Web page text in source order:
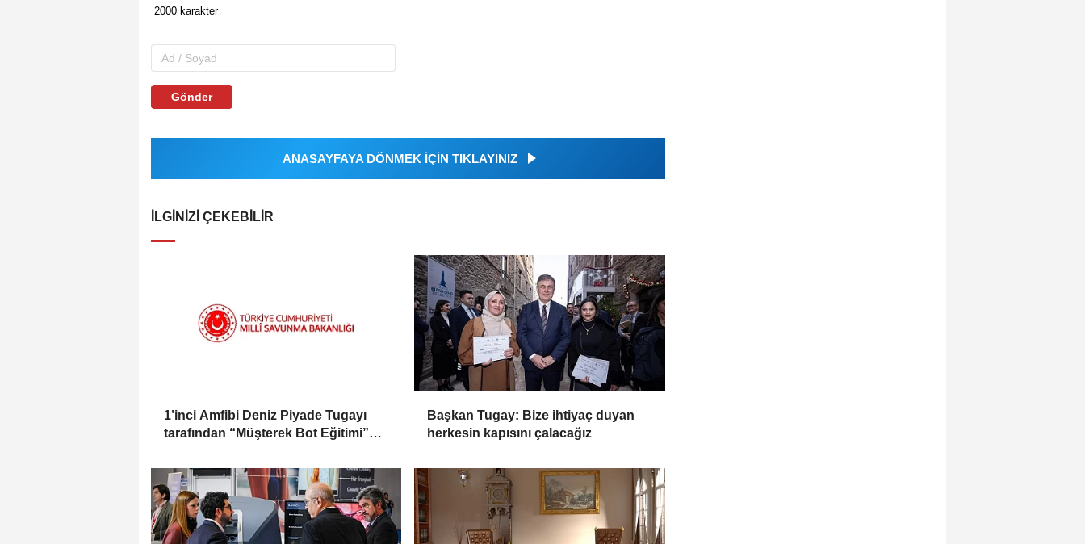
Gönder
ANASAYFAYA DÖNMEK İÇİN TIKLAYINIZ
İLGINIZI ÇEKEBILIR
1’inci Amfibi Deniz Piyade Tugayı
tarafından “Müşterek Bot Eğitimi”
Başkan Tugay: Bize ihtiyaç duyan
herkesin kapısını çalacağız